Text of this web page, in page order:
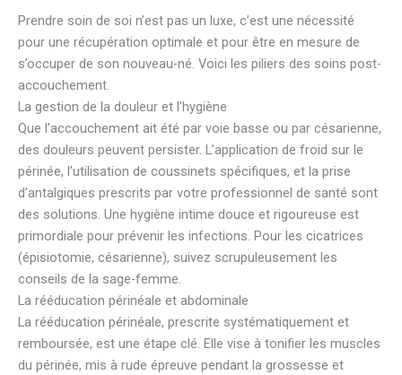
Prendre soin de soi n’est pas un luxe, c’est une nécessité
pour une récupération optimale et pour être en mesure de
s’occuper de son nouveau-né. Voici les piliers des soins post-
accouchement.
La gestion de la douleur et l’hygiène
Que l’accouchement ait été par voie basse ou par césarienne,
des douleurs peuvent persister. L’application de froid sur le
périnée, l’utilisation de coussinets spécifiques, et la prise
d’antalgiques prescrits par votre professionnel de santé sont
des solutions. Une hygiène intime douce et rigoureuse est
primordiale pour prévenir les infections. Pour les cicatrices
(épisiotomie, césarienne), suivez scrupuleusement les
conseils de la sage-femme.
La rééducation périnéale et abdominale
La rééducation périnéale, prescrite systématiquement et
remboursée, est une étape clé. Elle vise à tonifier les muscles
du périnée, mis à rude épreuve pendant la grossesse et